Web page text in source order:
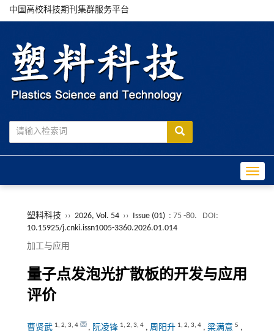
中国高校科技期刊集群服务平台
塑料科技 ›› 2026, Vol. 54 ›› Issue (01) : 75 -80.
DOI:
10.15925/j.cnki.issn1005-3360.2026.01.014
加工与应用
量子点发泡光扩散板的开发与应用
评价
曹贤武 1, 2, 3, 4 , 阮凌锋 1, 2, 3, 4, 周阳升 1, 2, 3, 4, 梁满意 5 ,